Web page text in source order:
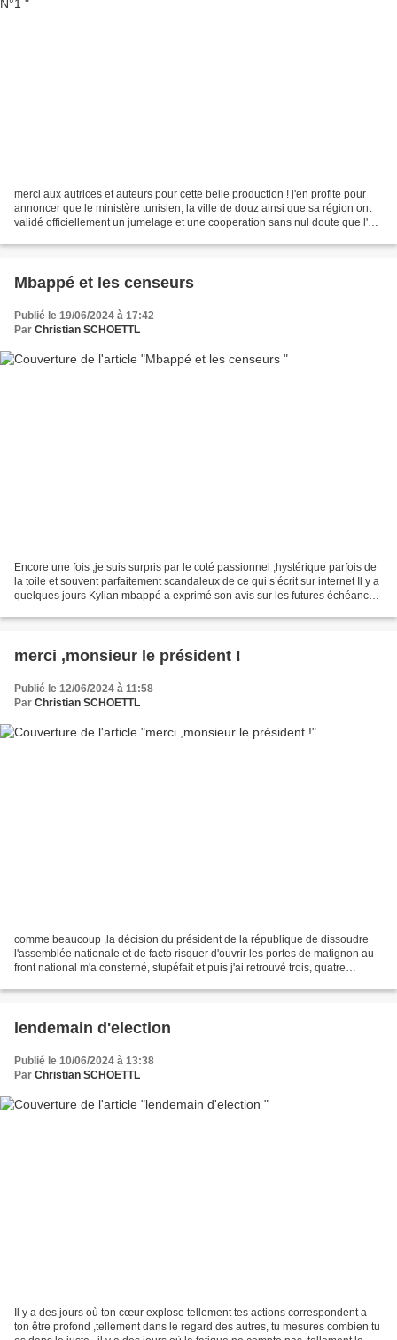
merci aux autrices et auteurs pour cette belle production ! j'en profite pour
annoncer que le ministère tunisien, la ville de douz ainsi que sa région ont
validé officiellement un jumelage et une cooperation sans nul doute que l'on
Mbappé et les censeurs
Publié le 19/06/2024 à 17:42
Par Christian SCHOETTL
Encore une fois ,je suis surpris par le coté passionnel ,hystérique parfois de
la toile et souvent parfaitement scandaleux de ce qui s’écrit sur internet Il y a
quelques jours Kylian mbappé a exprimé son avis sur les futures échéances
merci ,monsieur le président !
Publié le 12/06/2024 à 11:58
Par Christian SCHOETTL
comme beaucoup ,la décision du président de la république de dissoudre
l'assemblée nationale et de facto risquer d'ouvrir les portes de matignon au
front national m'a consterné, stupéfait et puis j'ai retrouvé trois, quatre
lendemain d'election
Publié le 10/06/2024 à 13:38
Par Christian SCHOETTL
Il y a des jours où ton cœur explose tellement tes actions correspondent a
ton être profond ,tellement dans le regard des autres, tu mesures combien tu